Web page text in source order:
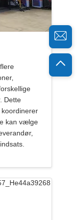
Dette
kan vælge